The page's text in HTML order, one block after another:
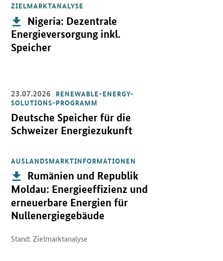
ZIELMARKTANALYSE
Publikation:
Nigeria: Dezentrale
Energieversorgung inkl.
Speicher
Öffnet PDF "Nigeria: Dezentrale Energieversorgung inkl.
23.07.2026 RENEWABLE-ENERGY-
SOLUTIONS-PROGRAMM
Deutsche Speicher für die
Schweizer Energiezukunft
Öffnet Einzelsicht
AUSLANDSMARKTINFORMATIONEN
Publikation:
Rumänien und Republik
Moldau: Energieeffizienz und
erneuerbare Energien für
Nullenergiegebäude
Stand: Zielmarktanalyse
Öffnet PDF "Rumänien und Republik Moldau: Energieeffizienz